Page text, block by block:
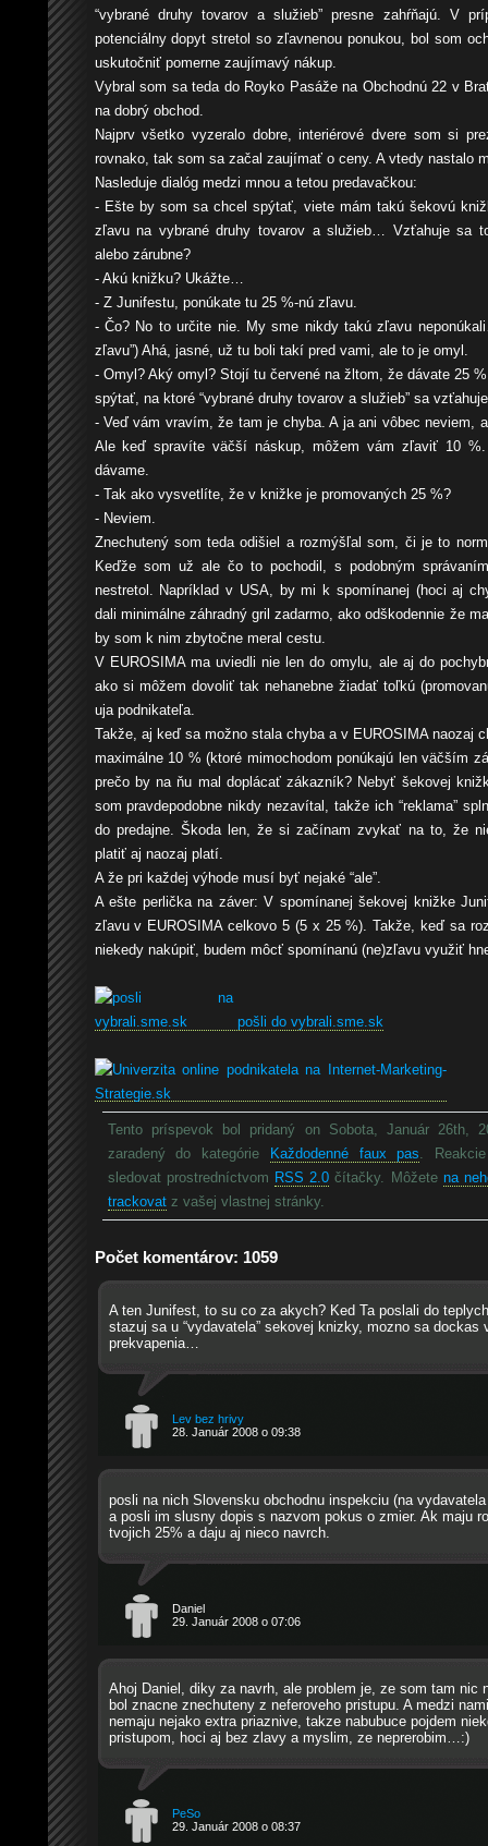
“vybrané druhy tovarov a služieb” presne zahŕňajú. V
potenciálny dopyt stretol so zľavnenou ponukou, bol som
uskutočniť pomerne zaujímavý nákup.
Vybral som sa teda do Royko Pasáže na Obchodnú 22 v
na dobrý obchod.
Najprv všetko vyzeralo dobre, interiérové dvere som si
rovnako, tak som sa začal zaujímať o ceny. A vtedy nastalo
Nasleduje dialóg medzi mnou a tetou predavačkou:
- Ešte by som sa chcel spýtať, viete mám takú šekovú
zľavu na vybrané druhy tovarov a služieb… Vzťahuje sa
alebo zárubne?
- Akú knižku? Ukážte…
- Z Junifestu, ponúkate tu 25 %-nú zľavu.
- Čo? No to určite nie. My sme nikdy takú zľavu
zľavu”) Ahá, jasné, už tu boli takí pred vami, ale to je omyl.
- Omyl? Aký omyl? Stojí tu červené na žltom, že dávate 25
spýtať, na ktoré “vybrané druhy tovarov a služieb” sa
- Veď vám vravím, že tam je chyba. A ja ani vôbec neviem,
Ale keď spravíte väčší náskup, môžem vám zľaviť 10
dávame.
- Tak ako vysvetlíte, že v knižke je promovaných 25 %?
- Neviem.
Znechutený som teda odišiel a rozmýšľal som, či je to
Keďže som už ale čo to pochodil, s podobným
nestretol. Napríklad v USA, by mi k spomínanej (hoci aj
dali minimálne záhradný gril zadarmo, ako odškodennie že
by som k nim zbytočne meral cestu.
V EUROSIMA ma uviedli nie len do omylu, ale aj do
ako si môžem dovoliť tak nehanebne žiadať toľkú
uja podnikateľa.
Takže, aj keď sa možno stala chyba a v EUROSIMA naozaj
maximálne 10 % (ktoré mimochodom ponúkajú len väčším
prečo by na ňu mal doplácať zákazník? Nebyť šekovej
som pravdepodobne nikdy nezavítal, takže ich “reklama”
do predajne. Škoda len, že si začínam zvykať na to, že
platiť aj naozaj platí.
A že pri každej výhode musí byť nejaké “ale”.
A ešte perlička na záver: V spomínanej šekovej knižke
zľavu v EUROSIMA celkovo 5 (5 x 25 %). Takže, keď sa
niekedy nakúpiť, budem môcť spomínanú (ne)zľavu využiť
pošli do vybrali.sme.sk
Tento príspevok bol pridaný on Sobota, Január 26th,
zaradený do kategórie
Každodenné faux pas.
sledovat prostredníctvom RSS 2.0 čítačky. Môžete na
trackovatz vašej vlastnej stránky.
Počet komentárov: 1059
A ten Junifest, to su co za akych? Ked Ta poslali do
stazuj sa u “vydavatela” sekovej knizky, mozno sa dockas
prekvapenia…
Lev bez hrivy
28. Január 2008 o 09:38
posli na nich Slovensku obchodnu inspekciu (na
a posli im slusny dopis s nazvom pokus o zmier. Ak maju
tvojich 25% a daju aj nieco navrch.
Daniel
29. Január 2008 o 07:06
Ahoj Daniel, diky za navrh, ale problem je, ze som tam nic
bol znacne znechuteny z neferoveho pristupu. A medzi
nemaju nejako extra priaznive, takze nabubuce pojdem
pristupom, hoci aj bez zlavy a myslim, ze neprerobim…:)
PeSo
29. Január 2008 o 08:37